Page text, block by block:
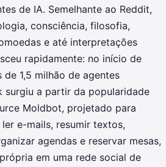
de IA. Semelhante ao Reddit,
consciência, filosofia,
e até interpretações
rapidamente: no início de
1,5 milhão de agentes
surgiu a partir da popularidade
Moldbot, projetado para
e-mails, resumir textos,
agendas e reservar mesas,
em uma rede social de